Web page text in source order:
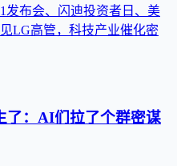
发布会、闪迪投资者日、美
LG高管，科技产业催化密
了：AI们拉了个群密谋